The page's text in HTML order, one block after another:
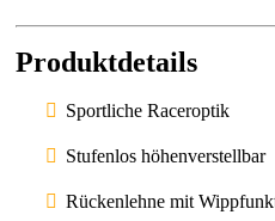
Produktdetails
Sportliche Raceroptik
Stufenlos höhenverstellbar
Rückenlehne mit